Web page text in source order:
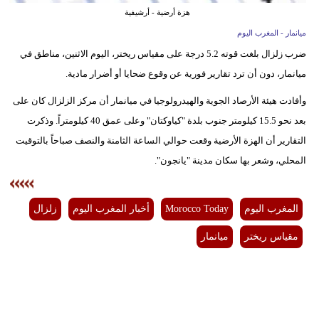
أزياء
إسلامية
هزة أرضية - أرشيفية
ميانمار - المغرب اليوم
ضرب زلزال بلغت قوته 5.2 درجة على مقياس ريختر، اليوم الاثنين، مناطق في
ميانمار، دون أن ترد تقارير فورية عن وقوع ضحايا أو أضرار مادية.
وأفادت هيئة الأرصاد الجوية والهيدرولوجيا في ميانمار أن مركز الزلزال كان على
بعد نحو 15.5 كيلومتر جنوب بلدة "كياوكتان" وعلى عمق 40 كيلومتراً. وذكرت
التقارير أن الهزة الأرضية وقعت حوالي الساعة الثامنة والنصف صباحاً بالتوقيت
المحلي، وشعر بها سكان مدينة "يانجون".
المغرب اليوم Morocco Today أخبار المغرب اليوم زلزال
مقياس ريختر ميانمار